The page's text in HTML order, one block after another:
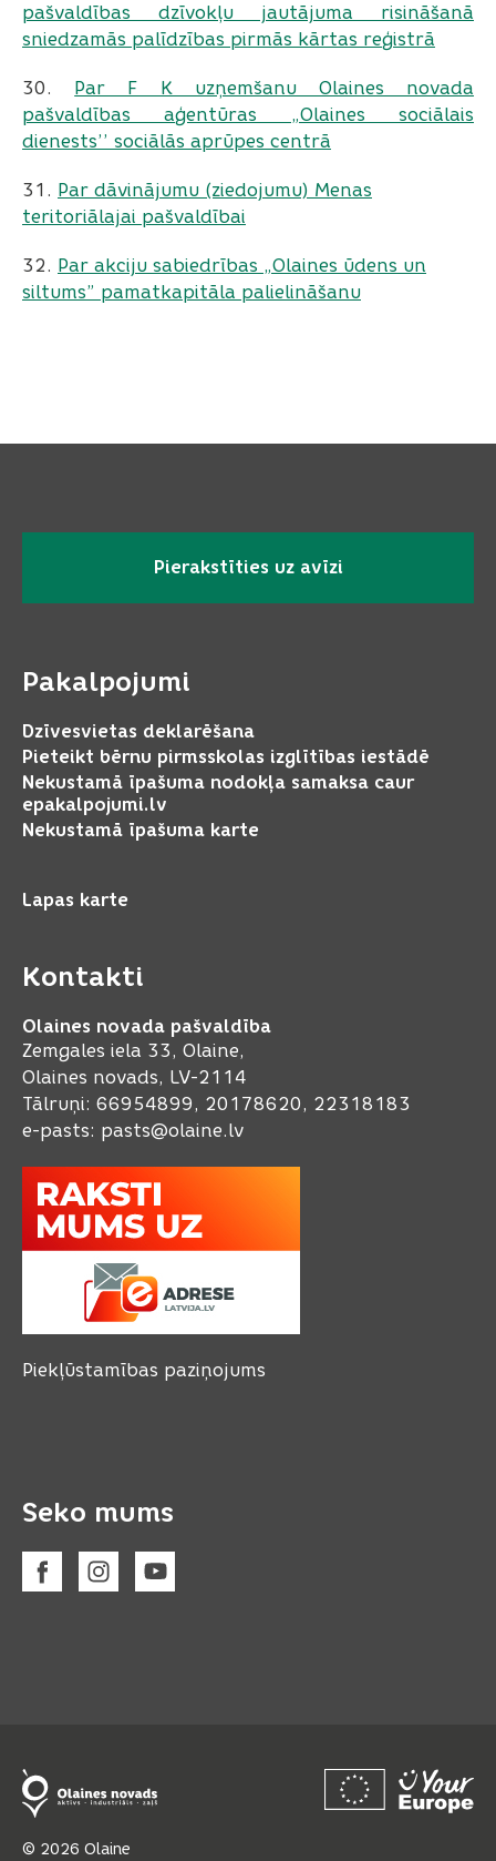
pašvaldības dzīvokļu jautājuma risināšanā
sniedzamās palīdzības pirmās kārtas reģistrā
30. Par F K uzņemšanu Olaines novada
pašvaldības aģentūras „Olaines sociālais
dienests’’ sociālās aprūpes centrā
31. Par dāvinājumu (ziedojumu) Menas
teritoriālajai pašvaldībai
32. Par akciju sabiedrības „Olaines ūdens un
siltums” pamatkapitāla palielināšanu
Pierakstīties uz avīzi
Pakalpojumi
Dzīvesvietas deklarēšana
Pieteikt bērnu pirmsskolas izglītības iestādē
Nekustamā īpašuma nodokļa samaksa caur
epakalpojumi.lv
Nekustamā īpašuma karte
Lapas karte
Kontakti
Olaines novada pašvaldība
Zemgales iela 33, Olaine,
Olaines novads, LV-2114
Tālruņi: 66954899, 20178620, 22318183
e-pasts: pasts@olaine.lv
Piekļūstamības paziņojums
Seko mums
© 2026 Olaine